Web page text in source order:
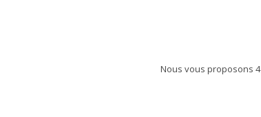
Nous vous proposons